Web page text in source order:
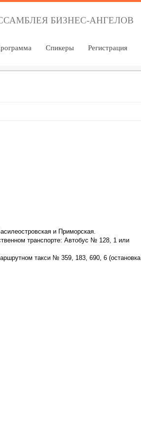
БИЗНЕС-АНГЕЛОВ
Спикеры Регистрация
и Приморская.
транспорте: Автобус № 128, 1 или
такси № 359, 183, 690, 6 (остановка